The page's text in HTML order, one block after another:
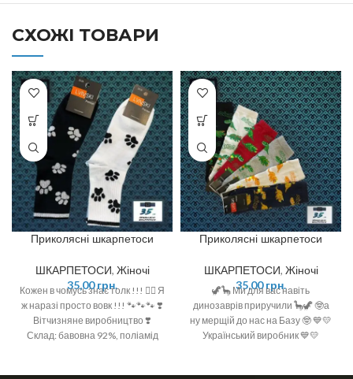
СХОЖІ ТОВАРИ
Приколясні шкарпетоси
ШКАРПЕТОСИ, Жіночі
35,00грн.
Кожен в чомусь знає толк !!! ☝🏻 Я
ж наразі просто вовк !!! 🐾🐾🐾 ❣️
Вітчизняне виробництво ❣️
Склад: бавовна 92%, поліамід
Приколясні шкарпетоси
ШКАРПЕТОСИ, Жіночі
35,00грн.
🦖🦕 Ми для вас навіть
динозаврів приручили 🦕🦖 🤓а
ну мерщій до нас на Базу 🤓 💙💛
Український виробник 💙💛